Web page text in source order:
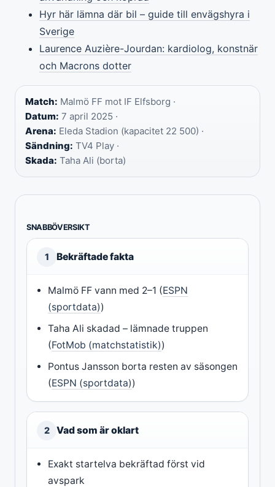
Hyr här lämna där bil – guide till envägshyra i
Sverige
Laurence Auzière-Jourdan: kardiolog, konstnär
och Macrons dotter
Match: Malmö FF mot IF Elfsborg ·
Datum: 7 april 2025 ·
Arena: Eleda Stadion (kapacitet 22 500) ·
Sändning: TV4 Play ·
Skada: Taha Ali (borta)
SNABBÖVERSIKT
1 Bekräftade fakta
Malmö FF vann med 2–1 (ESPN
(sportdata))
Taha Ali skadad – lämnade truppen
(FotMob (matchstatistik))
Pontus Jansson borta resten av säsongen
(ESPN (sportdata))
2 Vad som är oklart
Exakt startelva bekräftad först vid
avspark